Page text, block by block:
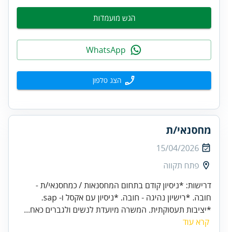
הגש מועמדות
הצג טלפון
מחסנאי/ת
15/04/2026
פתח תקווה
דרישות: *ניסיון קודם בתחום המחסנאות / כמחסנאי/ת -
חובה. *רישיון נהיגה - חובה. *ניסיון עם אקסל ו- sap.
*יציבות תעסוקתית. המשרה מיועדת לנשים ולגברים כאח...
קרא עוד